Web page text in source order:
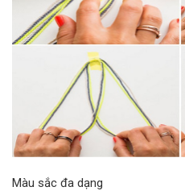
Màu sắc đa dạng